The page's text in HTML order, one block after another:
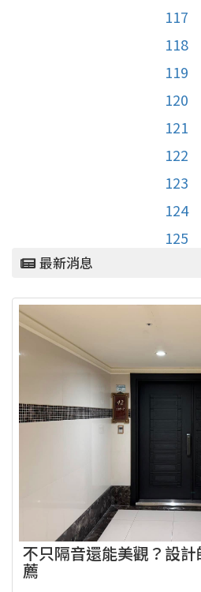
117
118
119
120
121
122
123
124
125
最新消息
不只隔音還能美觀？設
薦